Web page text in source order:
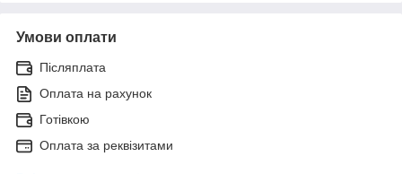
Умови оплати
Післяплата
Оплата на рахунок
Готівкою
Оплата за реквізитами